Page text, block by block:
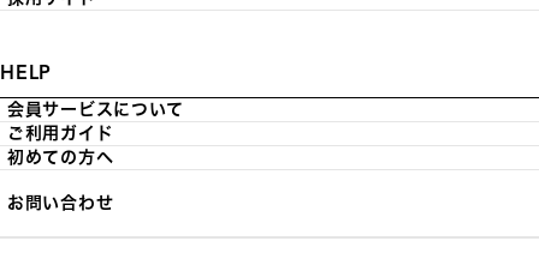
HELP
会員サービスについて
ご利用ガイド
初めての方へ
お問い合わせ